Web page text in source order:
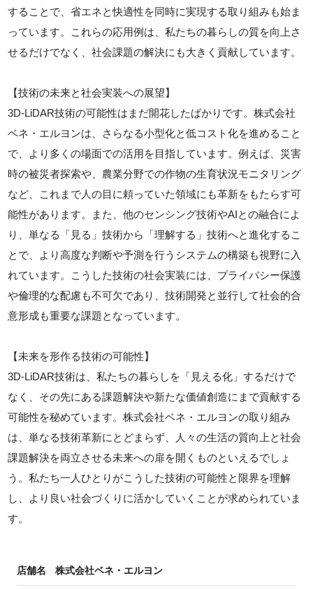
することで、省エネと快適性を同時に実現する取り組みも始ま
っています。これらの応用例は、私たちの暮らしの質を向上さ
せるだけでなく、社会課題の解決にも大きく貢献しています。
【技術の未来と社会実装への展望】
3D-LiDAR技術の可能性はまだ開花したばかりです。株式会社
ベネ・エルヨンは、さらなる小型化と低コスト化を進めること
で、より多くの場面での活用を目指しています。例えば、災害
時の被災者探索や、農業分野での作物の生育状況モニタリング
など、これまで人の目に頼っていた領域にも革新をもたらす可
能性があります。また、他のセンシング技術やAIとの融合によ
り、単なる「見る」技術から「理解する」技術へと進化するこ
とで、より高度な判断や予測を行うシステムの構築も視野に入
れています。こうした技術の社会実装には、プライバシー保護
や倫理的な配慮も不可欠であり、技術開発と並行して社会的合
意形成も重要な課題となっています。
【未来を形作る技術の可能性】
3D-LiDAR技術は、私たちの暮らしを「見える化」するだけで
なく、その先にある課題解決や新たな価値創造にまで貢献する
可能性を秘めています。株式会社ベネ・エルヨンの取り組み
は、単なる技術革新にとどまらず、人々の生活の質向上と社会
課題解決を両立させる未来への扉を開くものといえるでしょ
う。私たち一人ひとりがこうした技術の可能性と限界を理解
し、より良い社会づくりに活かしていくことが求められていま
す。
店舗名 株式会社ベネ・エルヨン